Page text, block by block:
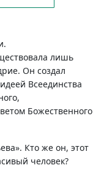
лишь
Он создал
Всеединства
Божественного
Кто же он, этот
человек?